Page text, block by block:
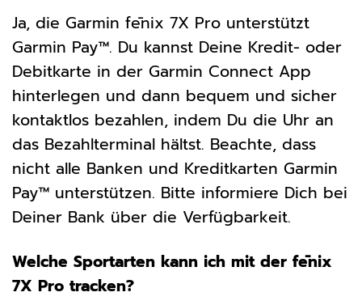
Ja, die Garmin fēnix 7X Pro unterstützt
Garmin Pay™. Du kannst Deine Kredit- oder
Debitkarte in der Garmin Connect App
hinterlegen und dann bequem und sicher
kontaktlos bezahlen, indem Du die Uhr an
das Bezahlterminal hältst. Beachte, dass
nicht alle Banken und Kreditkarten Garmin
Pay™ unterstützen. Bitte informiere Dich bei
Deiner Bank über die Verfügbarkeit.
Welche Sportarten kann ich mit der fēnix
7X Pro tracken?